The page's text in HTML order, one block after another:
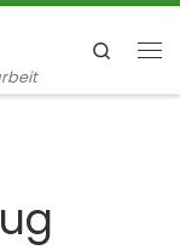
Search